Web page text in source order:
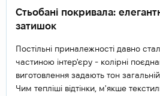
Стьобані покривала:
затишок
Постільні приналежності давно
частиною інтер'єру - колірні
виготовлення задають тон
Чим тепліші відтінки, м'якше